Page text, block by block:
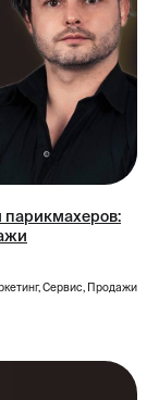
парикмахеров:
Сервис, Продажи